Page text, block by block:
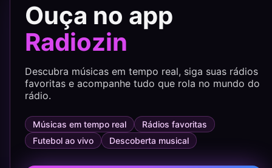
Ouça no app
Radiozin
Descubra músicas em tempo real, siga suas rádios
favoritas e acompanhe tudo que rola no mundo do
rádio.
Músicas em tempo real
Rádios favoritas
Futebol ao vivo
Descoberta musical